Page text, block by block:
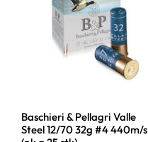
Baschieri & Pellagri Valle
Steel 12/70 32g #4 440m/s